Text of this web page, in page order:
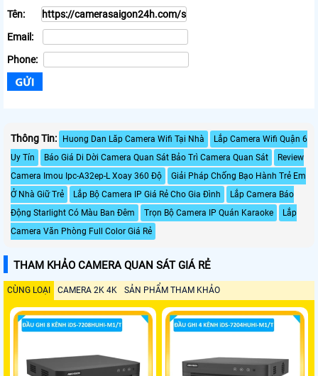
Tên:
Email:
Phone:
Thông Tin: Huong Dan Lăp Camera Wifi Tại Nhà
Lắp Camera Wifi Quận 6
Uy Tín
Báo Giá Di Dời Camera Quan Sát Bảo Trì Camera Quan Sát
Review
Camera Imou Ipc-A32ep-L Xoay 360 Độ
Giải Pháp Chống Bạo Hành Trẻ Em
Ở Nhà Giữ Trẻ
Lắp Bộ Camera IP Giá Rẻ Cho Gia Đình
Lắp Camera Báo
Động Starlight Có Màu Ban Đêm
Trọn Bộ Camera IP Quán Karaoke
Lắp
Camera Văn Phòng Full Color Giá Rẻ
THAM KHẢO CAMERA QUAN SÁT GIÁ RẺ
CÙNG LOẠI CAMERA 2K 4K SẢN PHẨM THAM KHẢO